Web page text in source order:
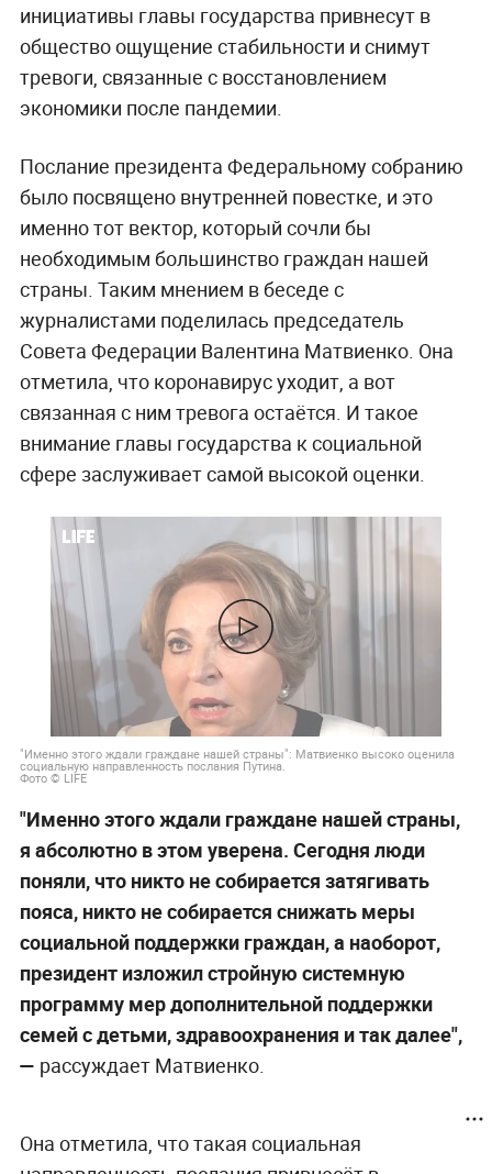
инициативы главы государства привнесут в
общество ощущение стабильности и снимут
тревоги, связанные с восстановлением
экономики после пандемии.
Послание президента Федеральному собранию
было посвящено внутренней повестке, и это
именно тот вектор, который сочли бы
необходимым большинство граждан нашей
страны. Таким мнением в беседе с
журналистами поделилась председатель
Совета Федерации Валентина Матвиенко. Она
отметила, что коронавирус уходит, а вот
связанная с ним тревога остаётся. И такое
внимание главы государства к социальной
сфере заслуживает самой высокой оценки.
"Именно этого ждали граждане нашей страны": Матвиенко высоко оценила
социальную направленность послания Путина.
Фото © LIFE
"Именно этого ждали граждане нашей страны,
я абсолютно в этом уверена. Сегодня люди
поняли, что никто не собирается затягивать
пояса, никто не собирается снижать меры
социальной поддержки граждан, а наоборот,
президент изложил стройную системную
программу мер дополнительной поддержки
семей с детьми, здравоохранения и так далее",
— рассуждает Матвиенко.
Она отметила, что такая социальная